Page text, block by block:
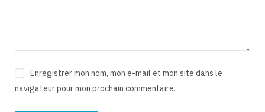
Enregistrer mon nom, mon e-mail et mon site dans le
navigateur pour mon prochain commentaire.